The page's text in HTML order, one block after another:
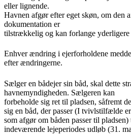
eller lignende.
Havnen afgør efter eget skøn, om den
dokumentation er
tilstrækkelig og kan forlange yderligere
Enhver ændring i ejerforholdene
efter ændringerne.
Sælger en bådejer sin båd, skal dette
havnemyndigheden. Sælgeren kan
forbeholde sig ret til pladsen, såfremt
sig en båd, der passer (I tvivlstilfælde
som afgør om båden passer til
indeværende lejeperiodes udløb (31.